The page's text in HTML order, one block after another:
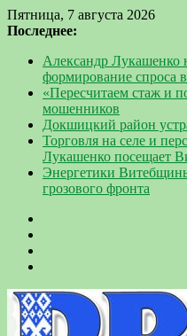
Пятница, 7 августа 2026
Последнее:
Александр Лукашенко
формирование спроса
«Пересчитаем стаж и
мошенников
Докшицкий район
Торговля на селе и
Лукашенко посещает
Энергетики
грозового фронта